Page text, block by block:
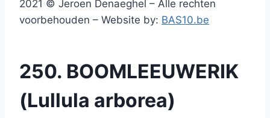
2021 © Jeroen Denaeghel – Alle rechten
voorbehouden – Website by: BAS10.be
250. BOOMLEEUWERIK
(Lullula arborea)